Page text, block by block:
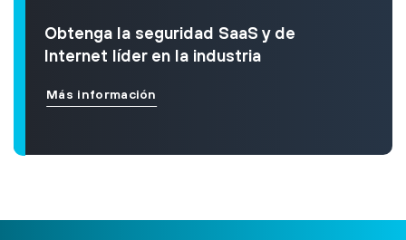
Obtenga la seguridad SaaS y de
Internet líder en la industria
Más información